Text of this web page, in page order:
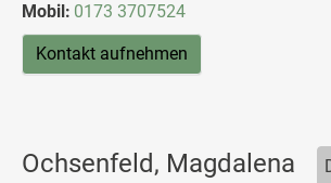
Mobil: 0173 3707524
Kontakt aufnehmen
Ochsenfeld, Magdalena